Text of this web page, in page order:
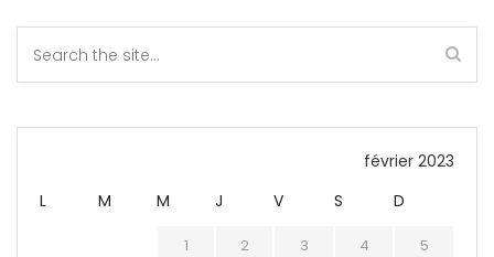
février 2023
L
M M J V S D
1 2 3 4 5